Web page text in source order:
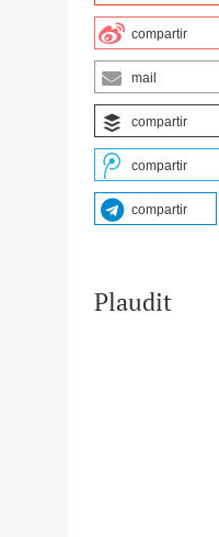
compartir
mail
compartir
compartir
compartir
Plaudit